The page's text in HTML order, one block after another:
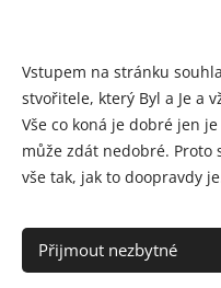
Za gramatické chyby se
hlavní
©Na text a
Vytvořeno
Vstupem na stránku
stvořitele, který Byl a Je a
Vše co koná je dobré jen
může zdát nedobré. Proto
vše tak, jak to doopravdy
Přijmout nezbytné 🤠👍